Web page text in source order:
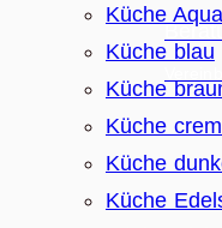
Küche
Küche blau
Küche
Küche
Küche
Küche